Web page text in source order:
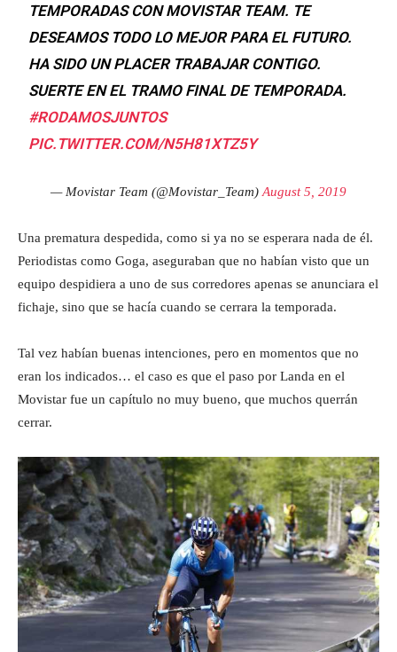
TEMPORADAS CON MOVISTAR TEAM. TE
DESEAMOS TODO LO MEJOR PARA EL FUTURO.
HA SIDO UN PLACER TRABAJAR CONTIGO.
SUERTE EN EL TRAMO FINAL DE TEMPORADA.
#RODAMOSJUNTOS
PIC.TWITTER.COM/N5H81XTZ5Y
— Movistar Team (@Movistar_Team) August 5, 2019
Una prematura despedida, como si ya no se esperara nada de él.
Periodistas como Goga, aseguraban que no habían visto que un
equipo despidiera a uno de sus corredores apenas se anunciara el
fichaje, sino que se hacía cuando se cerrara la temporada.
Tal vez habían buenas intenciones, pero en momentos que no
eran los indicados… el caso es que el paso por Landa en el
Movistar fue un capítulo no muy bueno, que muchos querrán
cerrar.